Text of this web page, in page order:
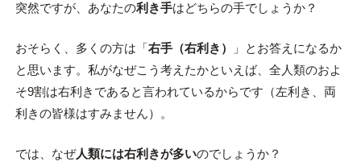
突然ですが、あなたの利き手はどちらの手でしょうか？
おそらく、多くの方は「右手（右利き）
」とお答えになるか
と思います。私がなぜこう考えたかといえば、全人類のおよ
そ9割は右利きであると言われているからです（左利き、両
利きの皆様はすみません）。
では、なぜ人類には右利きが多いのでしょうか？